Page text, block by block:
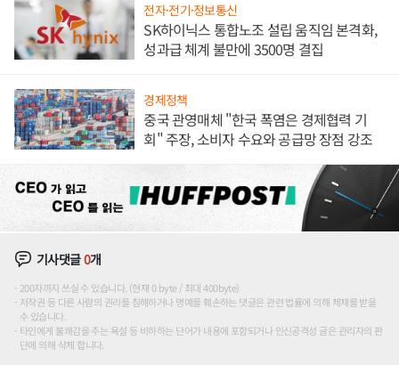
전자·전기·정보통신
SK하이닉스 통합노조 설립 움직임 본격화,
성과급 체계 불만에 3500명 결집
경제정책
중국 관영매체 "한국 폭염은 경제협력 기
회" 주장, 소비자 수요와 공급망 장점 강조
기사댓글0개
200자까지 쓰실 수 있습니다. (현재 0 byte / 최대 400byte)
저작권 등 다른 사람의 권리를 침해하거나 명예를 훼손하는 댓글은 관련 법률에 의해 제재를 받을
수 있습니다.
타인에게 불쾌감을 주는 욕설 등 비하하는 단어가 내용에 포함되거나 인신공격성 글은 관리자의 판
단에 의해 삭제 합니다.